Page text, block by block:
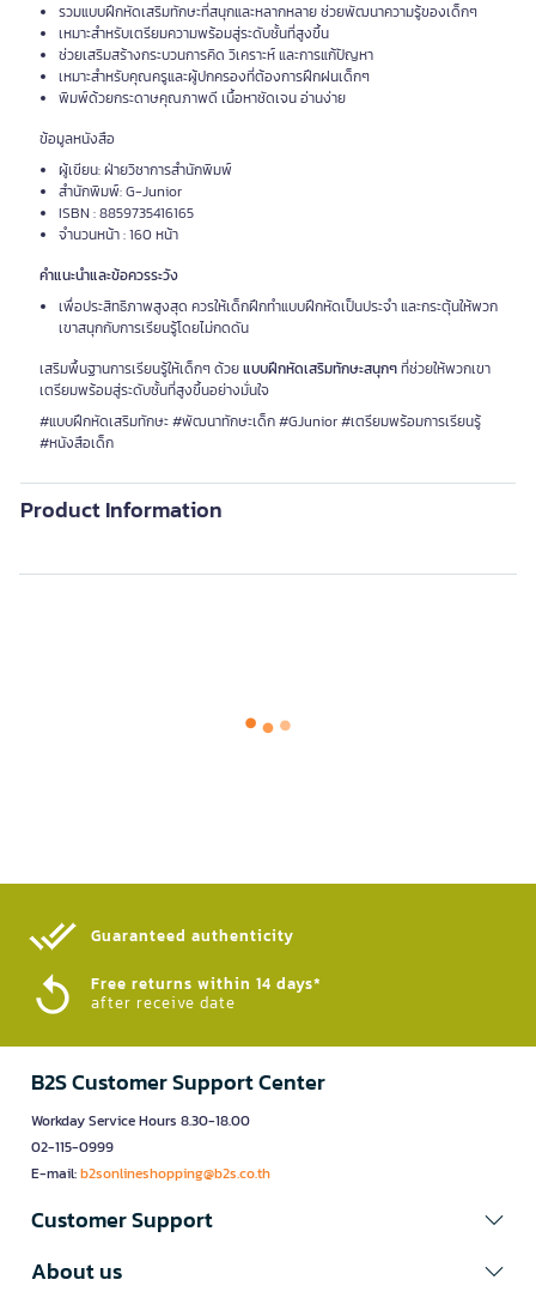
รวมแบบฝึกหัดเสริมทักษะที่สนุกและหลากหลาย ช่วยพัฒนาความรู้ของเด็กๆ
เหมาะสำหรับเตรียมความพร้อมสู่ระดับชั้นที่สูงขึ้น
ช่วยเสริมสร้างกระบวนการคิด วิเคราะห์ และการแก้ปัญหา
เหมาะสำหรับคุณครูและผู้ปกครองที่ต้องการฝึกฝนเด็กๆ
พิมพ์ด้วยกระดาษคุณภาพดี เนื้อหาชัดเจน อ่านง่าย
ข้อมูลหนังสือ
ผู้เขียน: ฝ่ายวิชาการสำนักพิมพ์
สำนักพิมพ์: G-Junior
ISBN : 8859735416165
จำนวนหน้า : 160 หน้า
คำแนะนำและข้อควรระวัง
เพื่อประสิทธิภาพสูงสุด ควรให้เด็กฝึกทำแบบฝึกหัดเป็นประจำ และกระตุ้นให้พวก
เขาสนุกกับการเรียนรู้โดยไม่กดดัน
เสริมพื้นฐานการเรียนรู้ให้เด็กๆ ด้วยแบบฝึกหัดเสริมทักษะสนุกๆที่ช่วยให้พวกเขา
เตรียมพร้อมสู่ระดับชั้นที่สูงขึ้นอย่างมั่นใจ
#แบบฝึกหัดเสริมทักษะ #พัฒนาทักษะเด็ก #GJunior #เตรียมพร้อมการเรียนรู้
#หนังสือเด็ก
Product Information
Guaranteed authenticity​
Free returns within 14 days*
after receive date
B2S Customer Support Center
Workday Service Hours 8.30-18.00
02-115-0999
E-mail:b2sonlineshopping@b2s.co.th
Customer Support
About us